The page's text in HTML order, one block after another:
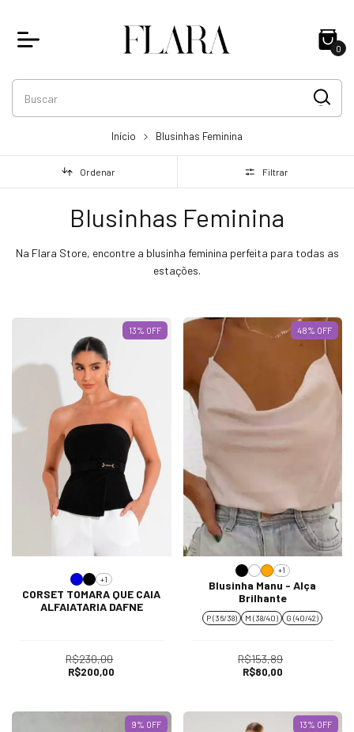
0
Início Blusinhas Feminina
Ordenar Filtrar
Blusinhas Feminina
Na Flara Store, encontre a blusinha feminina perfeita para todas as
estações.
13% OFF
+1
CORSET TOMARA QUE CAIA
ALFAIATARIA DAFNE
R$230,00
R$200,00
48% OFF
+1
Blusinha Manu - Alça
Brilhante
P (36/38) M (38/40) G (40/42)
R$153,89
R$80,00
9% OFF 13% OFF